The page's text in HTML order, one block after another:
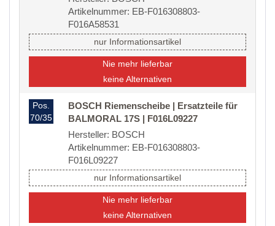
Artikelnummer: EB-F016308803-
F016A58531
nur Informationsartikel
Nie mehr lieferbar
keine Alternativen
Pos.
70/35
BOSCH Riemenscheibe | Ersatzteile für
BALMORAL 17S | F016L09227
Hersteller: BOSCH
Artikelnummer: EB-F016308803-
F016L09227
nur Informationsartikel
Nie mehr lieferbar
keine Alternativen